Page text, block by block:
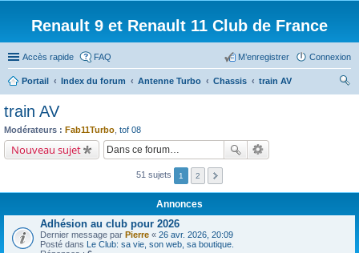
Renault 9 et Renault 11 Club de France
Accès rapide FAQ Connexion
M’enregistrer
Portail Index du forum Antenne Turbo Chassis
train AV
train AV
Modérateurs : Fab11Turbo tof 08
Nouveau sujet
51 sujets 1 2
Annonces
Adhésion au club pour 2026
Dernier message par Pierre « 26 avr. 2026, 20:09
Posté dans Le Club: sa vie, son web, sa boutique.